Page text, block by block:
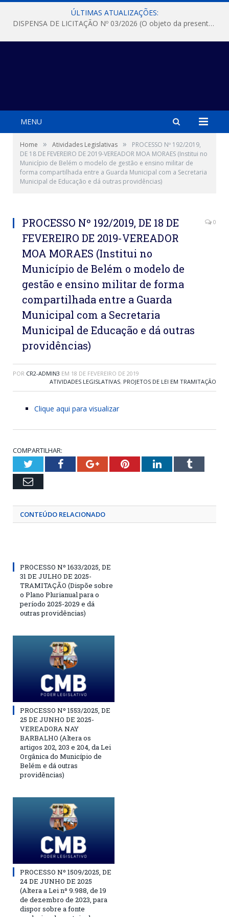
ÚLTIMAS ATUALIZAÇÕES:
DISPENSA DE LICITAÇÃO Nº 03/2026 (O objeto da presente dispensa é a escolha da proposta mais vantajosa para a aquisição, de aparelhos de ar condicionado, tipo Split, com material de instalação e fogão industrial, conforme condições, quantidades e exigências estabelecidas no termo de referencia e neste aviso de contratação direta e seus anexos)
MENU
Home » Atividades Legislativas »
PROCESSO Nº 192/2019,
DE 18 DE FEVEREIRO DE 2019-VEREADOR MOA MORAES (Institui no
Município de Belém o modelo de gestão e ensino militar de
forma compartilhada entre a Guarda Municipal com a Secretaria
Municipal de Educação e dá outras providências)
PROCESSO Nº 192/2019, DE 18 DE
FEVEREIRO DE 2019-VEREADOR
MOA MORAES (Institui no
Município de Belém o modelo de
gestão e ensino militar de forma
compartilhada entre a Guarda
Municipal com a Secretaria
Municipal de Educação e dá outras
providências)
0
POR CR2-ADMIN3 EM 18 DE FEVEREIRO DE 2019
ATIVIDADES LEGISLATIVAS, PROJETOS DE LEI EM TRAMITAÇÃO
Clique aqui para visualizar
COMPARTILHAR:
TwitterFacebookGoogle+PinterestLinkedInTumblr
Email
CONTEÚDO RELACIONADO
PROCESSO Nº 1633/2025, DE
31 DE JULHO DE 2025-
TRAMITAÇÃO (Dispõe sobre
o Plano Plurianual para o
período 2025-2029 e dá
outras providências)
PROCESSO Nº 1553/2025, DE
25 DE JUNHO DE 2025-
VEREADORA NAY
BARBALHO (Altera os
artigos 202, 203 e 204, da Lei
Orgânica do Município de
Belém e dá outras
providências)
PROCESSO Nº 1509/2025, DE
24 DE JUNHO DE 2025
(Altera a Lei nº 9.988, de 19
de dezembro de 2023, para
dispor sobre a fonte